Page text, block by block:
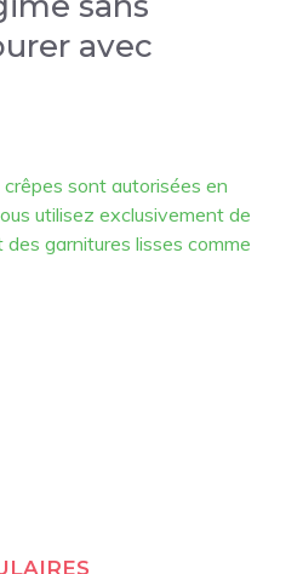
avec
crêpes sont autorisées en
utilisez exclusivement de
garnitures lisses comme